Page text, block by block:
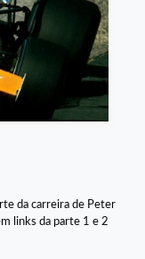
da carreira de Peter
links da parte 1 e 2